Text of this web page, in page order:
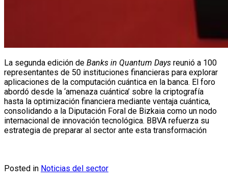
La segunda edición de Banks in Quantum Days reunió a 100
representantes de 50 instituciones financieras para explorar
aplicaciones de la computación cuántica en la banca. El foro
abordó desde la ‘amenaza cuántica’ sobre la criptografía
hasta la optimización financiera mediante ventaja cuántica,
consolidando a la Diputación Foral de Bizkaia como un nodo
internacional de innovación tecnológica. BBVA refuerza su
estrategia de preparar al sector ante esta transformación
Posted in Noticias del sector